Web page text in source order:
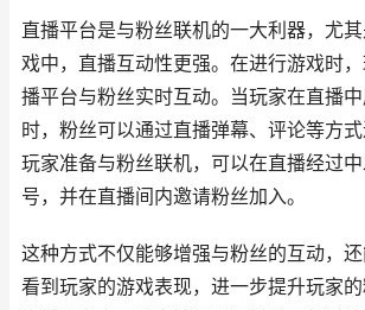
直播平台是与粉丝联机的一大利器，尤
戏中，直播互动性更强。在进行游戏时
播平台与粉丝实时互动。当玩家在直播
时，粉丝可以通过直播弹幕、评论等方
玩家准备与粉丝联机，可以在直播经过
号，并在直播间内邀请粉丝加入。
这种方式不仅能够增强与粉丝的互动，
看到玩家的游戏表现，进一步提升玩家